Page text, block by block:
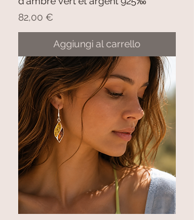
Prezzo
82,00 €
Aggiungi al carrello